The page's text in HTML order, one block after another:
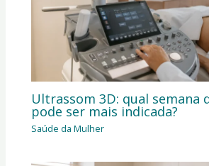
Ultrassom 3D: qual semana
pode ser mais indicada?
Saúde da Mulher